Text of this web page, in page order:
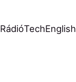
RádióTechEnglish